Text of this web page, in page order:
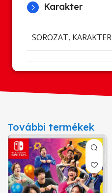
Karakter
SOROZAT, KARAKTER
További termékek